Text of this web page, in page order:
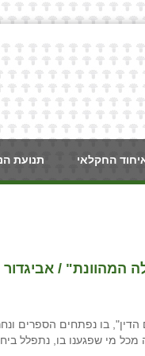
החקלאי תנועת
/ אביגדור
בו נפתחים הספרים
מכל מי שפגענו בו, נתפלל